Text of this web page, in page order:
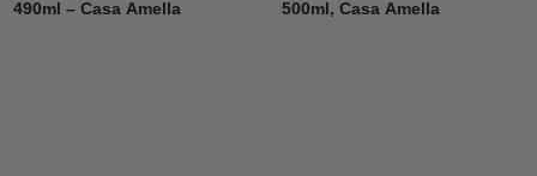
490ml – Casa Amella
500ml, Casa Amella